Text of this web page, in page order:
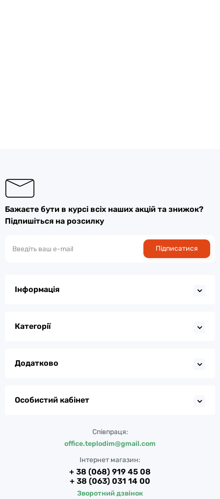
Бажаєте бути в курсі всіх наших акцій та знижок?
Підпишіться на розсилку
Підписатися
Інформація
Категорії
Додатково
Особистий кабінет
Співпраця:
office.teplodim@gmail.com
Інтернет магазин:
+ 38 (068) 919 45 08
+ 38 (063) 031 14 00
Зворотний дзвінок